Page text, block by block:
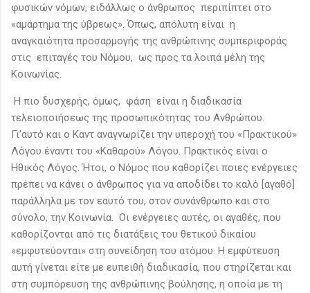
φυσικών νόμων, ειδάλλως ο άνθρωπος περιπίπτει στο
«αμάρτημα της ύβρεως». Όπως, απόλυτη είναι η
αναγκαιότητα προσαρμογής της ανθρώπινης συμπεριφοράς
στις επιταγές του Νόμου, ως προς τα λοιπά μέλη της
Κοινωνίας.
Η πιο δυσχερής, όμως, φάση είναι η διαδικασία
τελειοποιήσεως της προσωπικότητας του Ανθρώπου.
Γι’αυτό και ο Καντ αναγνωρίζει την υπεροχή του «Πρακτικού»
Λόγου έναντι του «Καθαρού» Λόγου. Πρακτικός είναι ο
Ηθικός Λόγος. Ήτοι, ο Νόμος που καθορίζει ποιες ενέργειες
πρέπει να κάνει ο άνθρωπος για να αποδίδει το καλό [αγαθό]
παράλληλα με τον εαυτό του, στον συνάνθρωπο και στο
σύνολο, την Κοινωνία. Οι ενέργειες αυτές, οι αγαθές, που
καθορίζονται από τις διατάξεις του θετικού δικαίου
«εμφυτεύονται» στη συνείδηση του ατόμου. Η εμφύτευση
αυτή γίνεται είτε με ευπειθή διαδικασία, που στηρίζεται και
στη συμπόρευση της ανθρώπινης βούλησης, η οποία με τη